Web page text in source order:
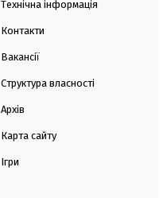
Технічна інформація
Контакти
Вакансії
Структура власності
Архів
Карта сайту
Ігри